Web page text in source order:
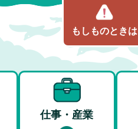
もしものときは
仕事・産業